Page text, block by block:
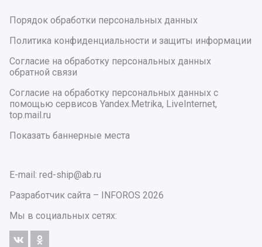
Порядок обработки персональных данных
Политика конфиденциальности и защиты информации
Согласие на обработку персональных данных
обратной связи
Согласие на обработку персональных данных с
помощью сервисов Yandex.Metrika, LiveInternet,
top.mail.ru
Показать баннерные места
E-mail: red-ship@ab.ru
Разработчик сайта –
INFOROS 2026
Мы в социальных сетях: